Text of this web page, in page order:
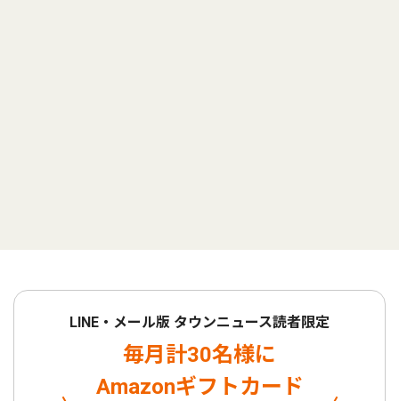
LINE・メール版 タウンニュース読者限定
毎月計30名様に
Amazonギフトカード